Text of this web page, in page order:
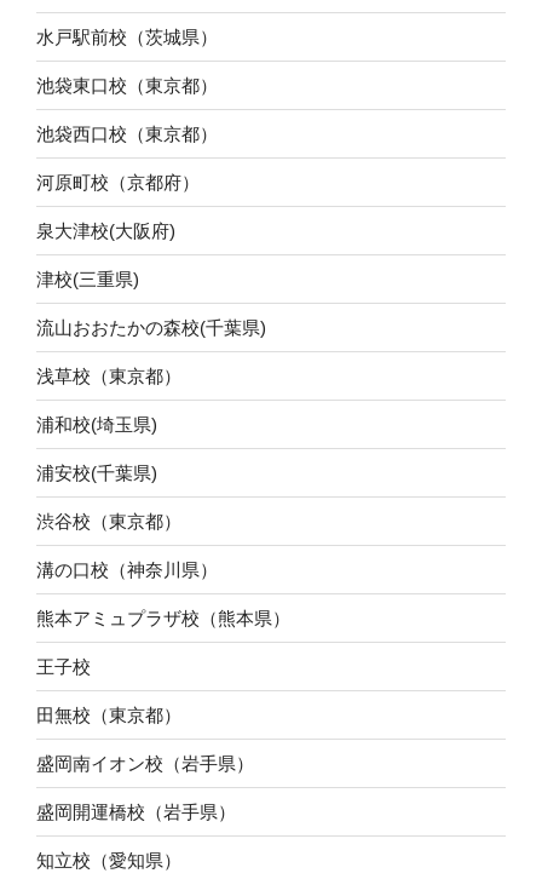
水戸駅前校（茨城県）
池袋東口校（東京都）
池袋西口校（東京都）
河原町校（京都府）
泉大津校(大阪府)
津校(三重県)
流山おおたかの森校(千葉県)
浅草校（東京都）
浦和校(埼玉県)
浦安校(千葉県)
渋谷校（東京都）
溝の口校（神奈川県）
熊本アミュプラザ校（熊本県）
王子校
田無校（東京都）
盛岡南イオン校（岩手県）
盛岡開運橋校（岩手県）
知立校（愛知県）